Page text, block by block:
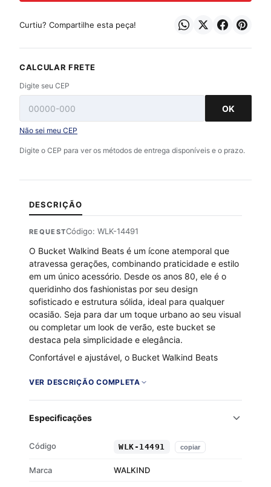
Curtiu? Compartilhe esta peça!
CALCULAR FRETE
Digite seu CEP
OK
Não sei meu CEP
Digite o CEP para ver os métodos de entrega disponíveis e o prazo.
DESCRIÇÃO
REQUESTCódigo: WLK-14491
O Bucket Walkind Beats é um ícone atemporal que
atravessa gerações, combinando praticidade e estilo
em um único acessório. Desde os anos 80, ele é o
queridinho dos fashionistas por seu design
sofisticado e estrutura sólida, ideal para qualquer
ocasião. Seja para dar um toque urbano ao seu visual
ou completar um look de verão, este bucket se
destaca pela simplicidade e elegância.
Confortável e ajustável, o Bucket Walkind Beats
proporcionando estilo e funcionalidade. Feito 100%
acessório que alie atitude e praticidade.
Composição: 100% Poliéster
Proteção contra o sol
VER DESCRIÇÃO COMPLETA
Especificações
Código WLK-14491 copiar
Marca WALKIND